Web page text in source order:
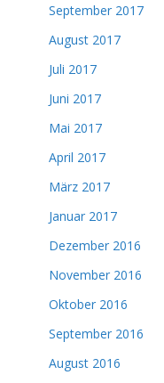
September 2017
August 2017
Juli 2017
Juni 2017
Mai 2017
April 2017
März 2017
Januar 2017
Dezember 2016
November 2016
Oktober 2016
September 2016
August 2016